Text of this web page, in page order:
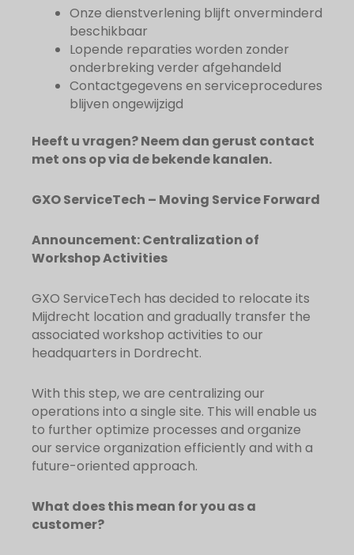
Onze dienstverlening blijft onverminderd
beschikbaar
Lopende reparaties worden zonder
onderbreking verder afgehandeld
Contactgegevens en serviceprocedures
blijven ongewijzigd
Heeft u vragen? Neem dan gerust contact
met ons op via de bekende kanalen.
GXO ServiceTech – Moving Service Forward
Announcement: Centralization of
Workshop Activities
GXO ServiceTech has decided to relocate its
Mijdrecht location and gradually transfer the
associated workshop activities to our
headquarters in Dordrecht.
With this step, we are centralizing our
operations into a single site. This will enable us
to further optimize processes and organize
our service organization efficiently and with a
future-oriented approach.
What does this mean for you as a
customer?